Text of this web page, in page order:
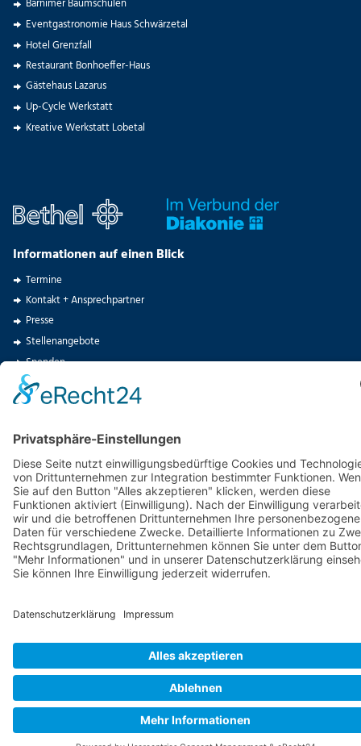
Barnimer Baumschulen
Eventgastronomie Haus Schwärzetal
Hotel Grenzfall
Restaurant Bonhoeffer-Haus
Gästehaus Lazarus
Up-Cycle Werkstatt
Kreative Werkstatt Lobetal
Informationen auf einen Blick
Termine
Kontakt + Ansprechpartner
Presse
Stellenangebote
Spenden
© 2025Hoffnungstaler Stiftung Lobetal
Bernau OT Lobetal · Tel.: +49(0)3338-66-0 ·
Barrierefreiheit·Impressum·Datenschutz